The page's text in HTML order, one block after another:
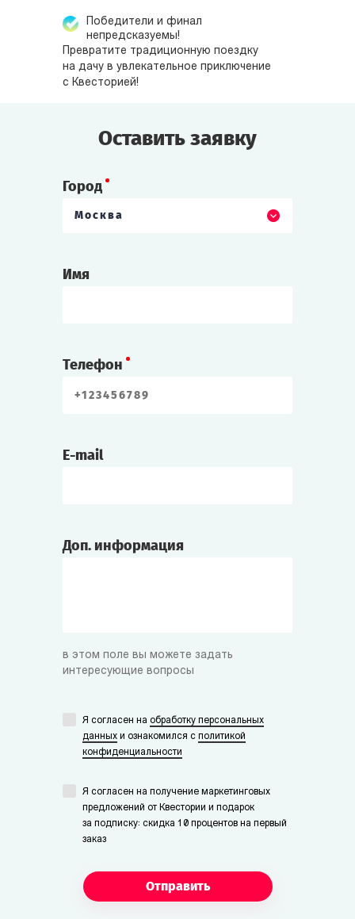
Победители и финал
непредсказуемы!
Превратите традиционную поездку
на дачу в увлекательное приключение
с Квесторией!
Оставить заявку
Город
Москва
Имя
Телефон
E-mail
Доп. информация
в этом поле вы можете задать
интересующие вопросы
Я согласен на обработку персональных
данных и ознакомился с политикой
конфиденциальности
Я согласен на получение маркетинговых
предложений от Квестории и подарок
за подписку: скидка 10 процентов на первый
заказ
Отправить